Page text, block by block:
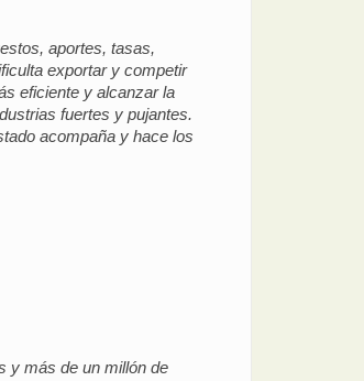
aportes, tasas,
exportar y competir
eficiente y alcanzar la
fuertes y pujantes.
acompaña y hace los
y más de un millón de